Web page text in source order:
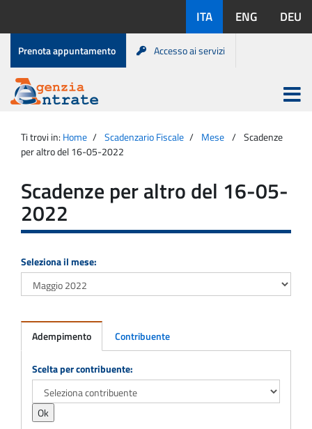
contenuto
disponibili:
ITA ENG DEU
Menu
di
servizio
Prenota appuntamento Accesso ai servizi
Agenzia
Entrate
Apri
menu
principale
Ti trovi in: Home Scadenzario Fiscale Mese
Scadenze
per altro del 16-05-2022
Scadenze per altro del 16-05-
2022
Seleziona il mese:
Adempimento Contribuente
Adempimento
Scelta per contribuente: